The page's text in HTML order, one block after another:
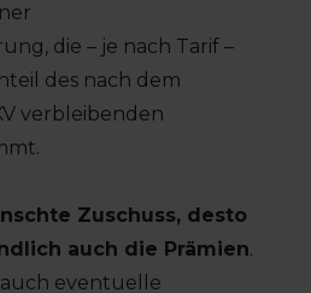
die – je nach Tarif –
des nach dem
verbleibenden
Zuschuss, desto
auch die Prämien.
auch eventuelle